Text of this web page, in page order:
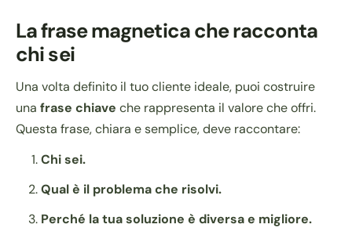
La frase magnetica che racconta
chi sei
Una volta definito il tuo cliente ideale, puoi costruire
una frase chiave che rappresenta il valore che offri.
Questa frase, chiara e semplice, deve raccontare:
Chi sei.
Qual è il problema che risolvi.
Perché la tua soluzione è diversa e migliore.